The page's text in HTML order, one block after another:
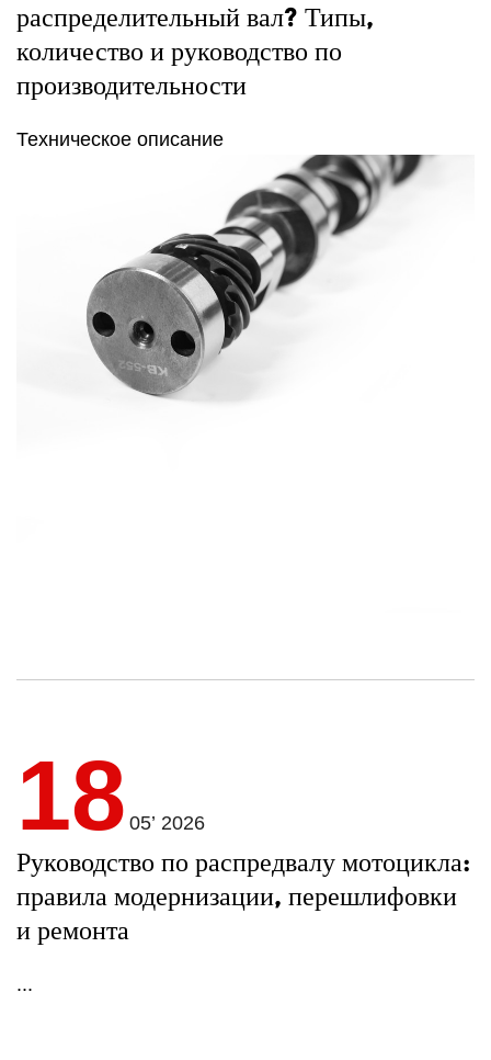
распределительный вал? Типы,
количество и руководство по
производительности
Техническое описание
18 05’ 2026
Руководство по распредвалу мотоцикла:
правила модернизации, перешлифовки
и ремонта
...